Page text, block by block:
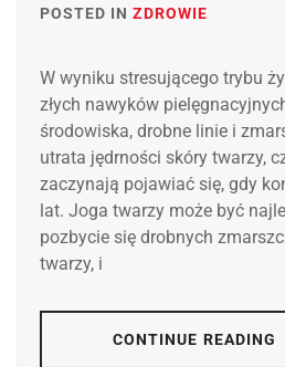
POSTED IN ZDROWIE
W wyniku stresującego trybu
złych nawyków
środowiska, drobne linie i
utrata jędrności skóry twarzy,
zaczynają pojawiać się, gdy
lat. Joga twarzy może być
pozbycie się drobnych
twarzy, i
CONTINUE READING